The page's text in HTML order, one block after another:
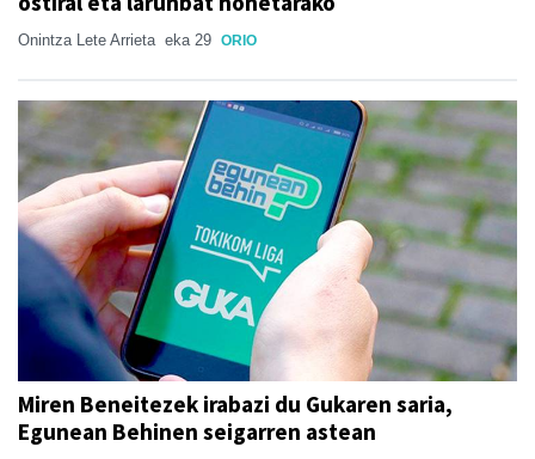
Onintza Lete Arrieta eka 29 ORIO
Miren Beneitezek irabazi du Gukaren saria,
Egunean Behinen seigarren astean